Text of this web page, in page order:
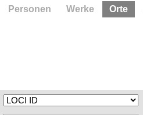
Personen Werke Orte